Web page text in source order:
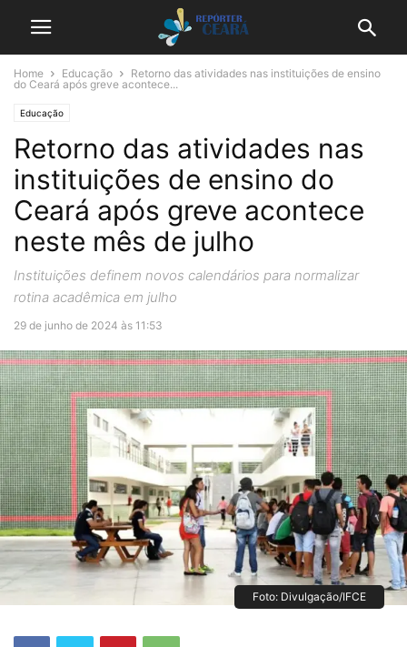
Home Educação
Retorno das atividades nas instituições de ensino
do Ceará após greve acontece...
Educação
Retorno das atividades nas
instituições de ensino do
Ceará após greve acontece
neste mês de julho
Instituições definem novos calendários para normalizar
rotina acadêmica em julho
29 de junho de 2024 às 11:53
Foto: Divulgação/IFCE